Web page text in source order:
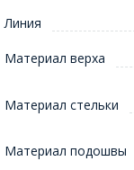
Линия
Материал верха
Материал стельки
Материал подошвы